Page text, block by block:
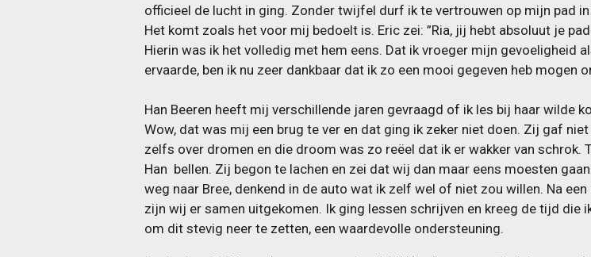
officieel de lucht in ging. Zonder twijfel durf ik te vertrouwen op mijn pad in
Het komt zoals het voor mij bedoelt is. Eric zei: ”Ria, jij hebt absoluut je pad
Hierin was ik het volledig met hem eens. Dat ik vroeger mijn gevoeligheid
ervaarde, ben ik nu zeer dankbaar dat ik zo een mooi gegeven heb mogen
Han Beeren heeft mij verschillende jaren gevraagd of ik les bij haar wilde
Wow, dat was mij een brug te ver en dat ging ik zeker niet doen. Zij gaf
zelfs over dromen en die droom was zo reëel dat ik er wakker van schrok.
Han bellen. Zij begon te lachen en zei dat wij dan maar eens moesten
weg naar Bree, denkend in de auto wat ik zelf wel of niet zou willen. Na
zijn wij er samen uitgekomen. Ik ging lessen schrijven en kreeg de tijd
om dit stevig neer te zetten, een waardevolle ondersteuning.